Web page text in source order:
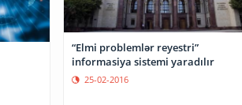
“Elmi problemlər reyestri”
informasiya sistemi yaradılır
25-02-2016